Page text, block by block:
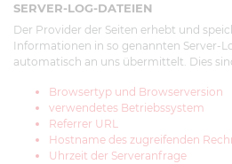
SERVER-LOG-DATEIEN
Der Provider der Seiten erhebt und
Informationen in so genannten Server-
automatisch an uns übermittelt. Dies
Browsertyp und Browserversion
verwendetes Betriebssystem
Referrer URL
Hostname des zugreifenden
Uhrzeit der Serveranfrage